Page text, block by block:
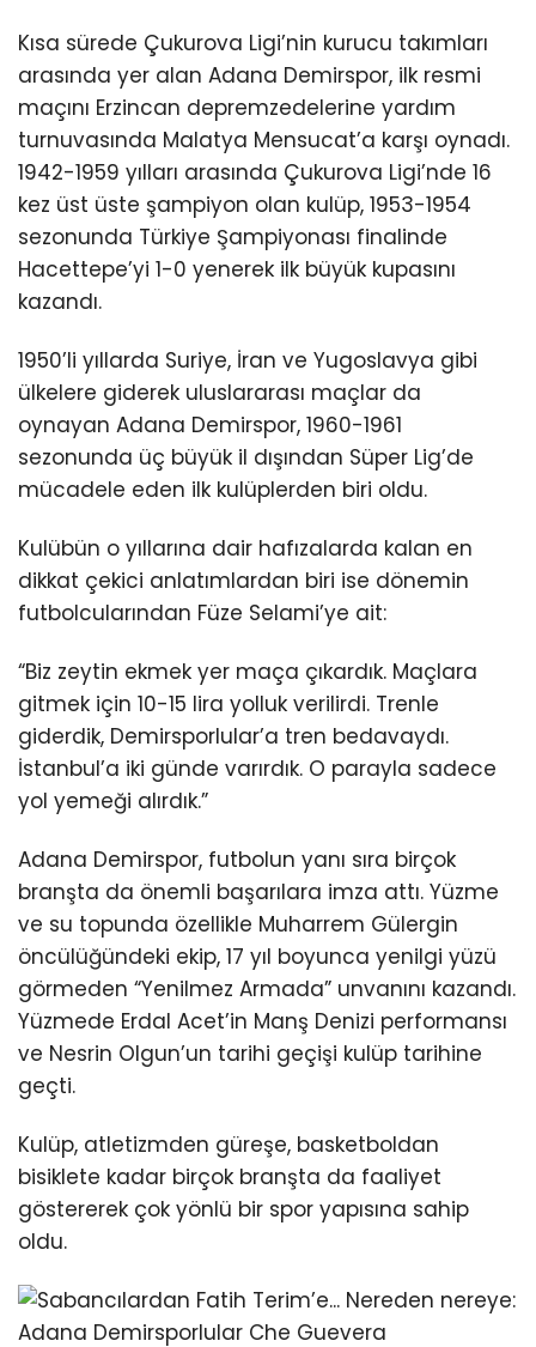
Kısa sürede Çukurova Ligi’nin kurucu takımları
arasında yer alan Adana Demirspor, ilk resmi
maçını Erzincan depremzedelerine yardım
turnuvasında Malatya Mensucat’a karşı oynadı.
1942-1959 yılları arasında Çukurova Ligi’nde 16
kez üst üste şampiyon olan kulüp, 1953-1954
sezonunda Türkiye Şampiyonası finalinde
Hacettepe’yi 1-0 yenerek ilk büyük kupasını
kazandı.
1950’li yıllarda Suriye, İran ve Yugoslavya gibi
ülkelere giderek uluslararası maçlar da
oynayan Adana Demirspor, 1960-1961
sezonunda üç büyük il dışından Süper Lig’de
mücadele eden ilk kulüplerden biri oldu.
Kulübün o yıllarına dair hafızalarda kalan en
dikkat çekici anlatımlardan biri ise dönemin
futbolcularından Füze Selami’ye ait:
“Biz zeytin ekmek yer maça çıkardık. Maçlara
gitmek için 10-15 lira yolluk verilirdi. Trenle
giderdik, Demirsporlular’a tren bedavaydı.
İstanbul’a iki günde varırdık. O parayla sadece
yol yemeği alırdık.”
Adana Demirspor, futbolun yanı sıra birçok
branşta da önemli başarılara imza attı. Yüzme
ve su topunda özellikle Muharrem Gülergin
öncülüğündeki ekip, 17 yıl boyunca yenilgi yüzü
görmeden “Yenilmez Armada” unvanını kazandı.
Yüzmede Erdal Acet’in Manş Denizi performansı
ve Nesrin Olgun’un tarihi geçişi kulüp tarihine
geçti.
Kulüp, atletizmden güreşe, basketboldan
bisiklete kadar birçok branşta da faaliyet
göstererek çok yönlü bir spor yapısına sahip
oldu.